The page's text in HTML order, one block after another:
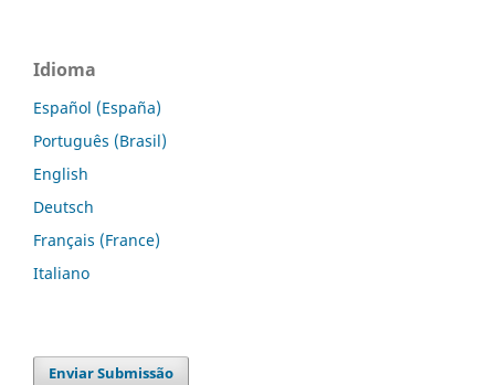
Idioma
Español (España)
Português (Brasil)
English
Deutsch
Français (France)
Italiano
Enviar Submissão